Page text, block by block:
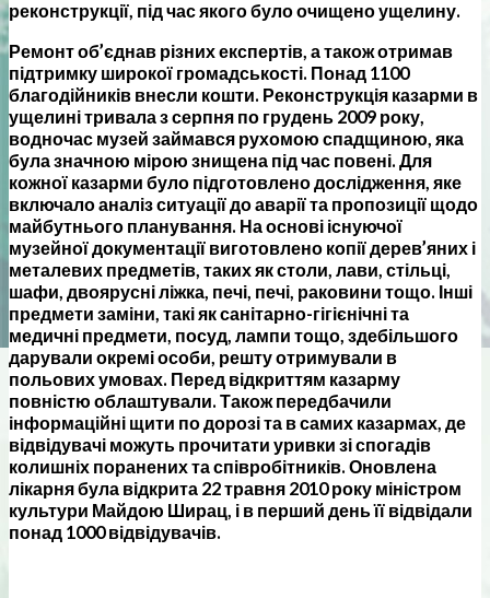
реконструкції, під час якого було очищено ущелину.
Ремонт об’єднав різних експертів, а також отримав
підтримку широкої громадськості. Понад 1100
благодійників внесли кошти. Реконструкція казарми в
ущелині тривала з серпня по грудень 2009 року,
водночас музей займався рухомою спадщиною, яка
була значною мірою знищена під час повені. Для
кожної казарми було підготовлено дослідження, яке
включало аналіз ситуації до аварії та пропозиції щодо
майбутнього планування. На основі існуючої
музейної документації виготовлено копії дерев’яних і
металевих предметів, таких як столи, лави, стільці,
шафи, двоярусні ліжка, печі, печі, раковини тощо. Інші
предмети заміни, такі як санітарно-гігієнічні та
медичні предмети, посуд, лампи тощо, здебільшого
дарували окремі особи, решту отримували в
польових умовах. Перед відкриттям казарму
повністю облаштували. Також передбачили
інформаційні щити по дорозі та в самих казармах, де
відвідувачі можуть прочитати уривки зі спогадів
колишніх поранених та співробітників. Оновлена
лікарня була відкрита 22 травня 2010 року міністром
культури Майдою Ширац, і в перший день її відвідали
понад 1000 відвідувачів.